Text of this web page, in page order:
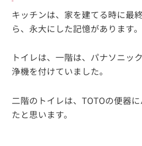
キッチンは、家を建てる時に最
ら、永大にした記憶があります。
トイレは、一階は、パナソニッ
浄機を付けていました。
二階のトイレは、TOTOの便器
たと思います。